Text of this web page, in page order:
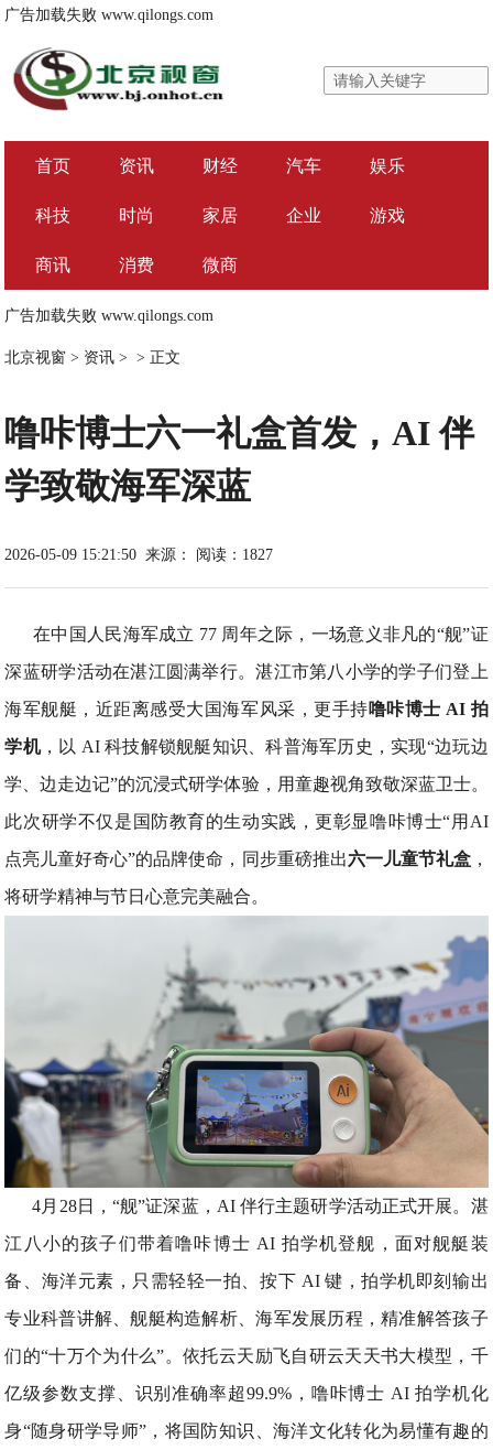
广告加载失败www.qilongs.com
首页 资讯 财经 汽车 娱乐
科技 时尚 家居 企业 游戏
商讯 消费 微商
广告加载失败www.qilongs.com
北京视窗 > 资讯 > > 正文
噜咔博士六一礼盒首发，AI 伴
学致敬海军深蓝
2026-05-09 15:21:50 来源： 阅读：1827
在中国人民海军成立 77 周年之际，一场意义非凡的“舰”证
深蓝研学活动在湛江圆满举行。湛江市第八小学的学子们登上
海军舰艇，近距离感受大国海军风采，更手持噜咔博士 AI 拍
学机，以 AI 科技解锁舰艇知识、科普海军历史，实现“边玩边
学、边走边记”的沉浸式研学体验，用童趣视角致敬深蓝卫士。
此次研学不仅是国防教育的生动实践，更彰显噜咔博士“用AI
点亮儿童好奇心”的品牌使命，同步重磅推出六一儿童节礼盒，
将研学精神与节日心意完美融合。
4月28日，“舰”证深蓝，AI 伴行主题研学活动正式开展。湛
江八小的孩子们带着噜咔博士 AI 拍学机登舰，面对舰艇装
备、海洋元素，只需轻轻一拍、按下 AI 键，拍学机即刻输出
专业科普讲解、舰艇构造解析、海军发展历程，精准解答孩子
们的“十万个为什么”。依托云天励飞自研云天天书大模型，千
亿级参数支撑、识别准确率超99.9%，噜咔博士 AI 拍学机化
身“随身研学导师”，将国防知识、海洋文化转化为易懂有趣的